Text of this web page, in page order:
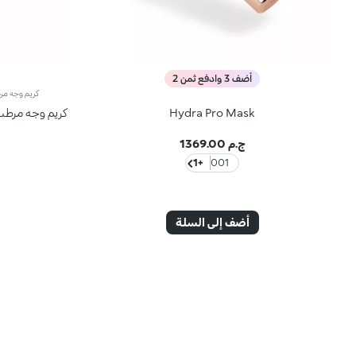
أضف 3 وادفع ثمن 2
Hydra Pro Mask
ج.م 1369.00
001
+1
أضف إلى السلة
كريم وجه